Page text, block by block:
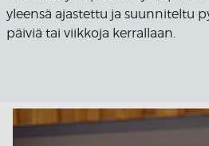
yleensä ajastettu ja suunniteltu
päiviä tai viikkoja kerrallaan.